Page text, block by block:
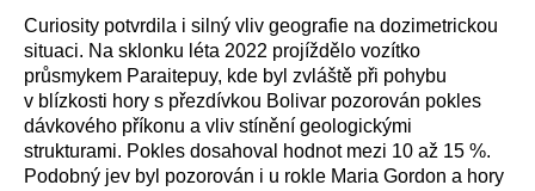
Curiosity potvrdila i silný vliv geografie na dozimetrickou
situaci. Na sklonku léta 2022 projíždělo vozítko
průsmykem Paraitepuy, kde byl zvláště při pohybu
v blízkosti hory s přezdívkou Bolivar pozorován pokles
dávkového příkonu a vliv stínění geologickými
strukturami. Pokles dosahoval hodnot mezi 10 až 15 %.
Podobný jev byl pozorován i u rokle Maria Gordon a hory